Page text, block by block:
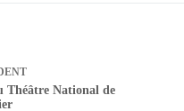
Théâtre National de